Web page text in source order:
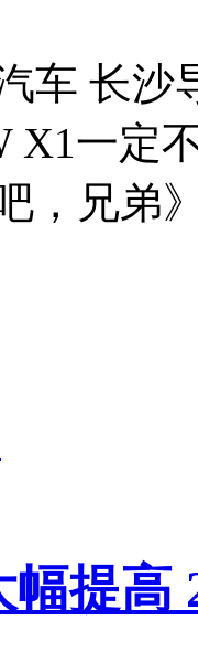
车 长沙
X1一定
，兄弟
幅提高